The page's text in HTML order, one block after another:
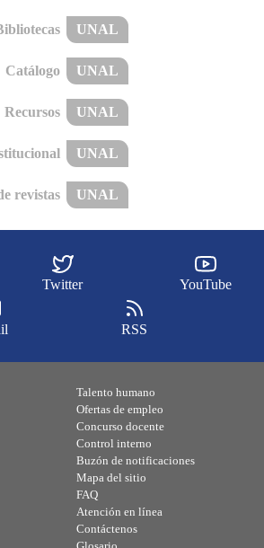
UNAL
Catálogo UNAL
Recursos UNAL
UNAL
revistas UNAL
Twitter YouTube
RSS
Talento humano
Ofertas de empleo
Concurso docente
Control interno
Buzón de notificaciones
Mapa del sitio
FAQ
Atención en línea
Contáctenos